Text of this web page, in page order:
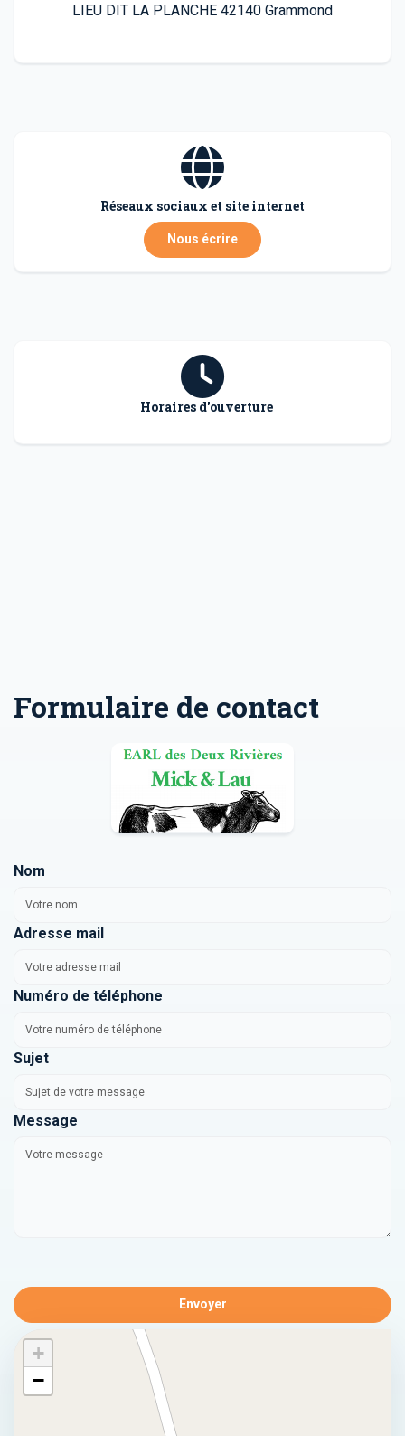
LIEU DIT LA PLANCHE 42140 Grammond
Réseaux sociaux et site internet
Nous écrire
Horaires d'ouverture
Formulaire de contact
Nom
Adresse mail
Numéro de téléphone
Sujet
Message
Envoyer
+
−